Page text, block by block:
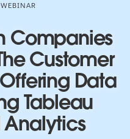
Companies
Customer
Data
Tableau